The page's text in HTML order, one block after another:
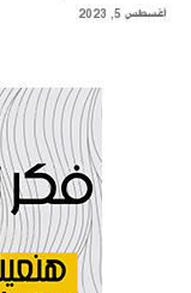
أغسطس 5, 2023